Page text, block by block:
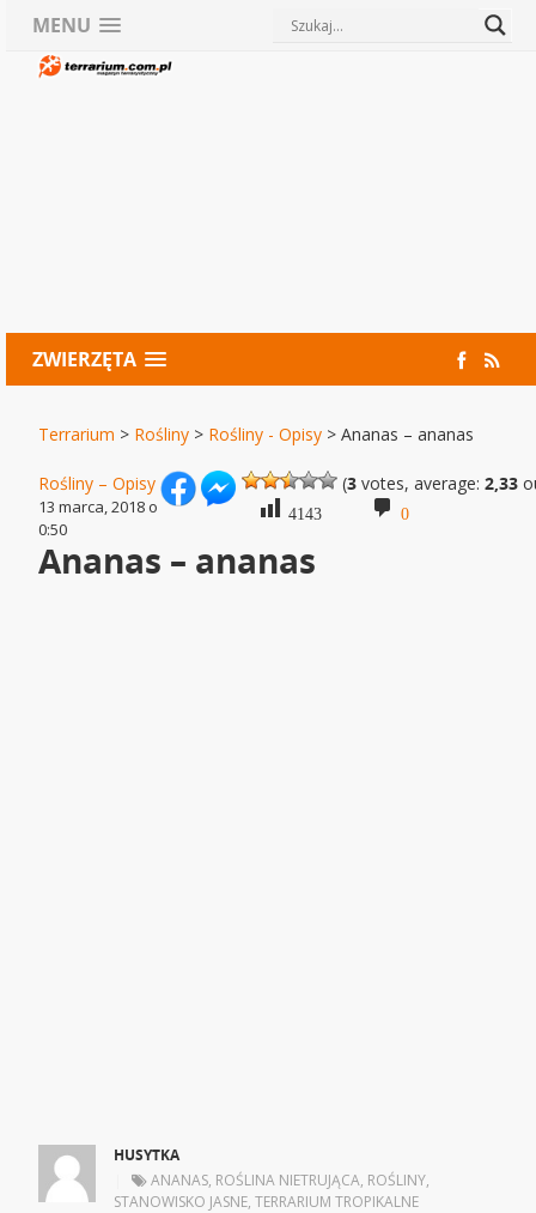
MENU
ZWIERZĘTA
Terrarium > Rośliny > Rośliny - Opisy >Ananas – ananas
(3 votes, average:2,33
4143 0
Rośliny – Opisy
13 marca, 2018 o
0:50
Ananas – ananas
HUSYTKA
ANANAS, ROŚLINA NIETRUJĄCA, ROŚLINY,
STANOWISKO JASNE,TERRARIUM TROPIKALNE